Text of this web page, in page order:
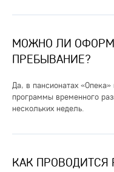
МОЖНО ЛИ
ПРЕБЫВАНИЕ?
Да, в пансионатах
программы временного
нескольких недель.
КАК ПРОВОДИТСЯ